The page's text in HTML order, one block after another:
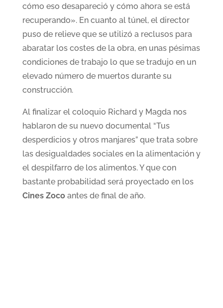
cómo eso desapareció y cómo ahora se está
recuperando». En cuanto al túnel, el director
puso de relieve que se utilizó a reclusos para
abaratar los costes de la obra, en unas pésimas
condiciones de trabajo lo que se tradujo en un
elevado número de muertos durante su
construcción.
Al finalizar el coloquio Richard y Magda nos
hablaron de su nuevo documental “Tus
desperdicios y otros manjares” que trata sobre
las desigualdades sociales en la alimentación y
el despilfarro de los alimentos. Y que con
bastante probabilidad será proyectado en los
Cines Zocoantes de final de año.